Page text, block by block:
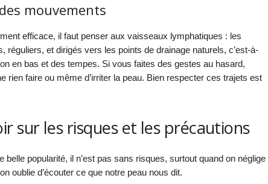
mouvements
efficace, il faut penser aux vaisseaux lymphatiques : les
réguliers, et dirigés vers les points de drainage naturels, c’est-à-
en bas et des tempes. Si vous faites des gestes au hasard,
rien faire ou même d’irriter la peau. Bien respecter ces trajets est
sur les risques et les précautions
belle popularité, il n’est pas sans risques, surtout quand on néglige
oublie d’écouter ce que notre peau nous dit.